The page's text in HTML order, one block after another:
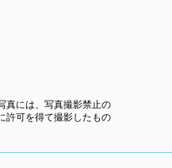
真には、写真撮影禁止の
許可を得て撮影したもの